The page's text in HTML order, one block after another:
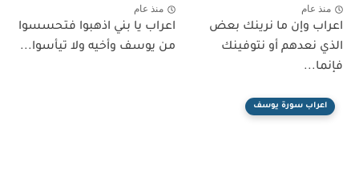
منذ عام
اعراب وإن ما نرينك بعض
الذي نعدهم أو نتوفينك
فإنما...
منذ عام
اعراب يا بني اذهبوا فتحسسوا
من يوسف وأخيه ولا تيأسوا...
اعراب سورة يوسف